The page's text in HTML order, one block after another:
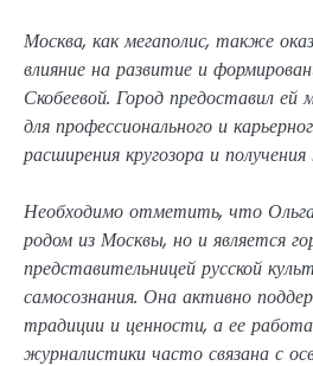
Москва, как мегаполис, также
влияние на развитие и
Скобеевой. Город предоставил
для профессионального и
расширения кругозора и
Необходимо отметить, что
родом из Москвы, но и является
представительницей русской
самосознания. Она активно
традиции и ценности, а ее
журналистики часто связана с